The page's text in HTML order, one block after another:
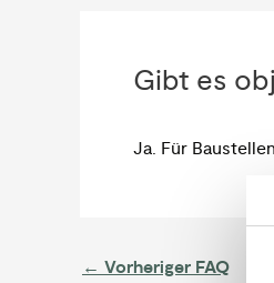
Gibt es
Ja. Für
← Vorheriger FAQ